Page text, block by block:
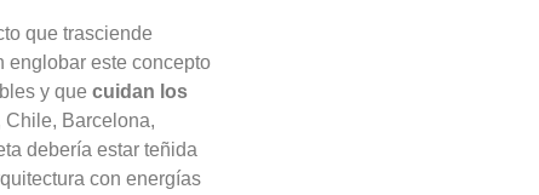
que trasciende
englobar este concepto
y que cuidan los
Chile, Barcelona,
debería estar teñida
con energías